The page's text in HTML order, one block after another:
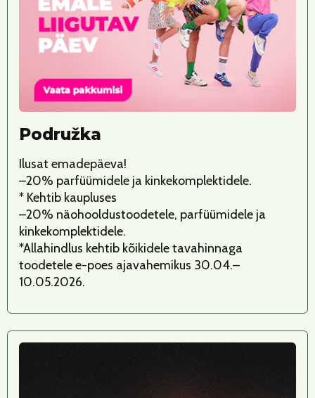
Podružka
Ilusat emadepäeva!
–20% parfüümidele ja kinkekomplektidele.
* Kehtib kaupluses
–20% näohooldustoodetele, parfüümidele ja
kinkekomplektidele.
*Allahindlus kehtib kõikidele tavahinnaga
toodetele e-poes ajavahemikus 30.04.–
10.05.2026.